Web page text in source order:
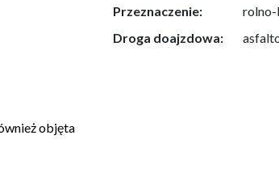
objęta
Przeznaczenie:
rolno-
Droga doajzdowa: